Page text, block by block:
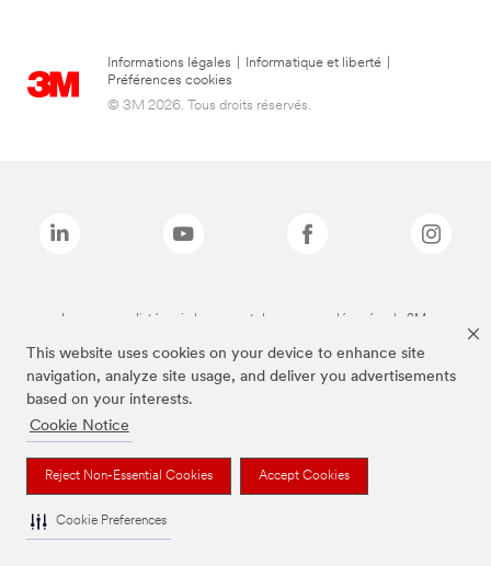
This website uses cookies on your device to enhance site
navigation, analyze site usage, and deliver you advertisements
based on your interests.
Cookie Notice
Reject Non-Essential Cookies Accept Cookies
Cookie Preferences
Informations légales Informatique et liberté
Préférences cookies
© 3M 2026. Tous droits réservés.
Les marques listées ci-dessus sont des marques déposées de 3M.